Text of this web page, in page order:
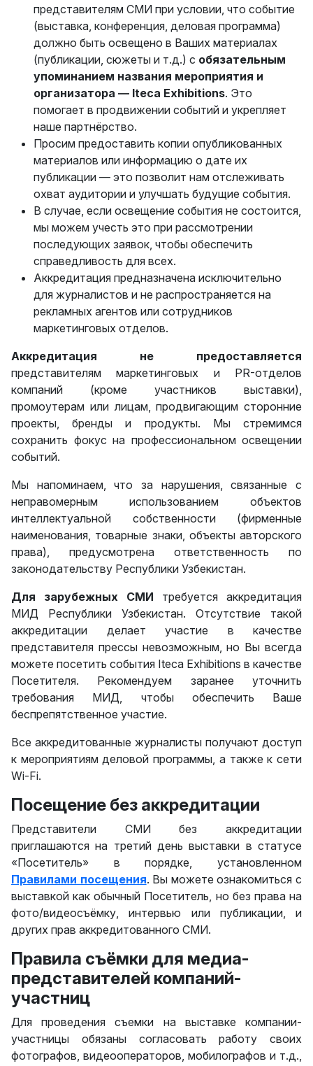
представителям СМИ при условии, что событие
(выставка, конференция, деловая программа)
должно быть освещено в Ваших материалах
(публикации, сюжеты и т.д.) с обязательным
упоминанием названия мероприятия и
организатора — Iteca Exhibitions. Это
помогает в продвижении событий и укрепляет
наше партнёрство.
Просим предоставить копии опубликованных
материалов или информацию о дате их
публикации — это позволит нам отслеживать
охват аудитории и улучшать будущие события.
В случае, если освещение события не состоится,
мы можем учесть это при рассмотрении
последующих заявок, чтобы обеспечить
справедливость для всех.
Аккредитация предназначена исключительно
для журналистов и не распространяется на
рекламных агентов или сотрудников
маркетинговых отделов.
Аккредитация
не предоставляется
представителям маркетинговых и PR-отделов
компаний (кроме участников выставки),
промоутерам или лицам, продвигающим сторонние
проекты, бренды и продукты. Мы стремимся
сохранить фокус на профессиональном освещении
событий.
Мы напоминаем, что за нарушения, связанные с
неправомерным использованием объектов
интеллектуальной собственности (фирменные
наименования, товарные знаки, объекты авторского
права), предусмотрена ответственность по
законодательству Республики Узбекистан.
Для зарубежных СМИ требуется аккредитация
МИД Республики Узбекистан. Отсутствие такой
аккредитации делает участие в качестве
представителя прессы невозможным, но Вы всегда
можете посетить события Iteca Exhibitions в качестве
Посетителя. Рекомендуем заранее уточнить
требования МИД, чтобы обеспечить Ваше
беспрепятственное участие.
Все аккредитованные журналисты получают доступ
к мероприятиям деловой программы, а также к сети
Wi-Fi.
Посещение без аккредитации
Представители СМИ без аккредитации
приглашаются на третий день выставки в статусе
«Посетитель» в порядке, установленном
Правилами посещения. Вы можете ознакомиться с
выставкой как обычный Посетитель, но без права на
фото/видеосъёмку, интервью или публикации, и
других прав аккредитованного СМИ.
Правила съёмки для медиа-
представителей компаний-
участниц
Для проведения съемки на выставке компании-
участницы обязаны согласовать работу своих
фотографов, видеооператоров, мобилографов и т.д.,